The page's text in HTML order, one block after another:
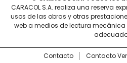
CARACOL S.A. realiza una reserva
usos de las obras y otras
web a medios de lectura mecánica
Contacto Contacto